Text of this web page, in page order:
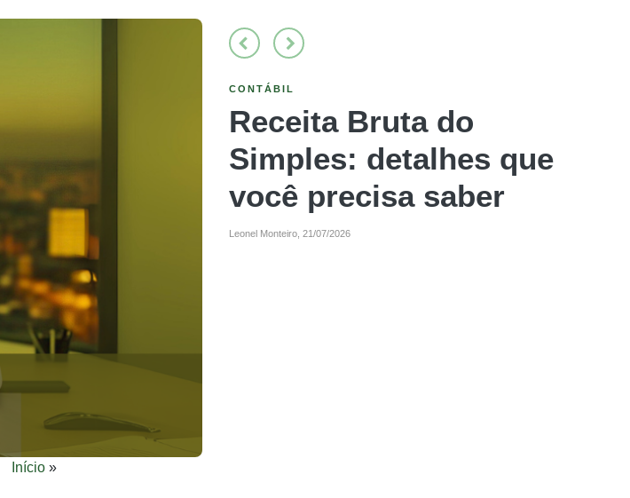
PreviousNext
PLANEJAMENTO TRIBUTÁRIO
O que é MEI: Como
funciona e tudo que
você precisa saber
Leonel Monteiro, 09/07/2026
Início»